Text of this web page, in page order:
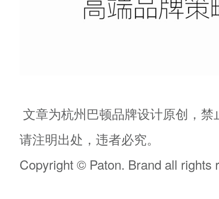
文章为杭州巴顿品牌设计原创，
请注明出处，违者必究。
Copyright © Paton. Brand all rights